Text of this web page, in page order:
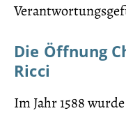
Die Öffnung
Ricci
Im Jahr 1588